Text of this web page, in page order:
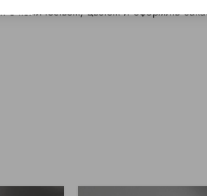
с количеством, цветом и оформить